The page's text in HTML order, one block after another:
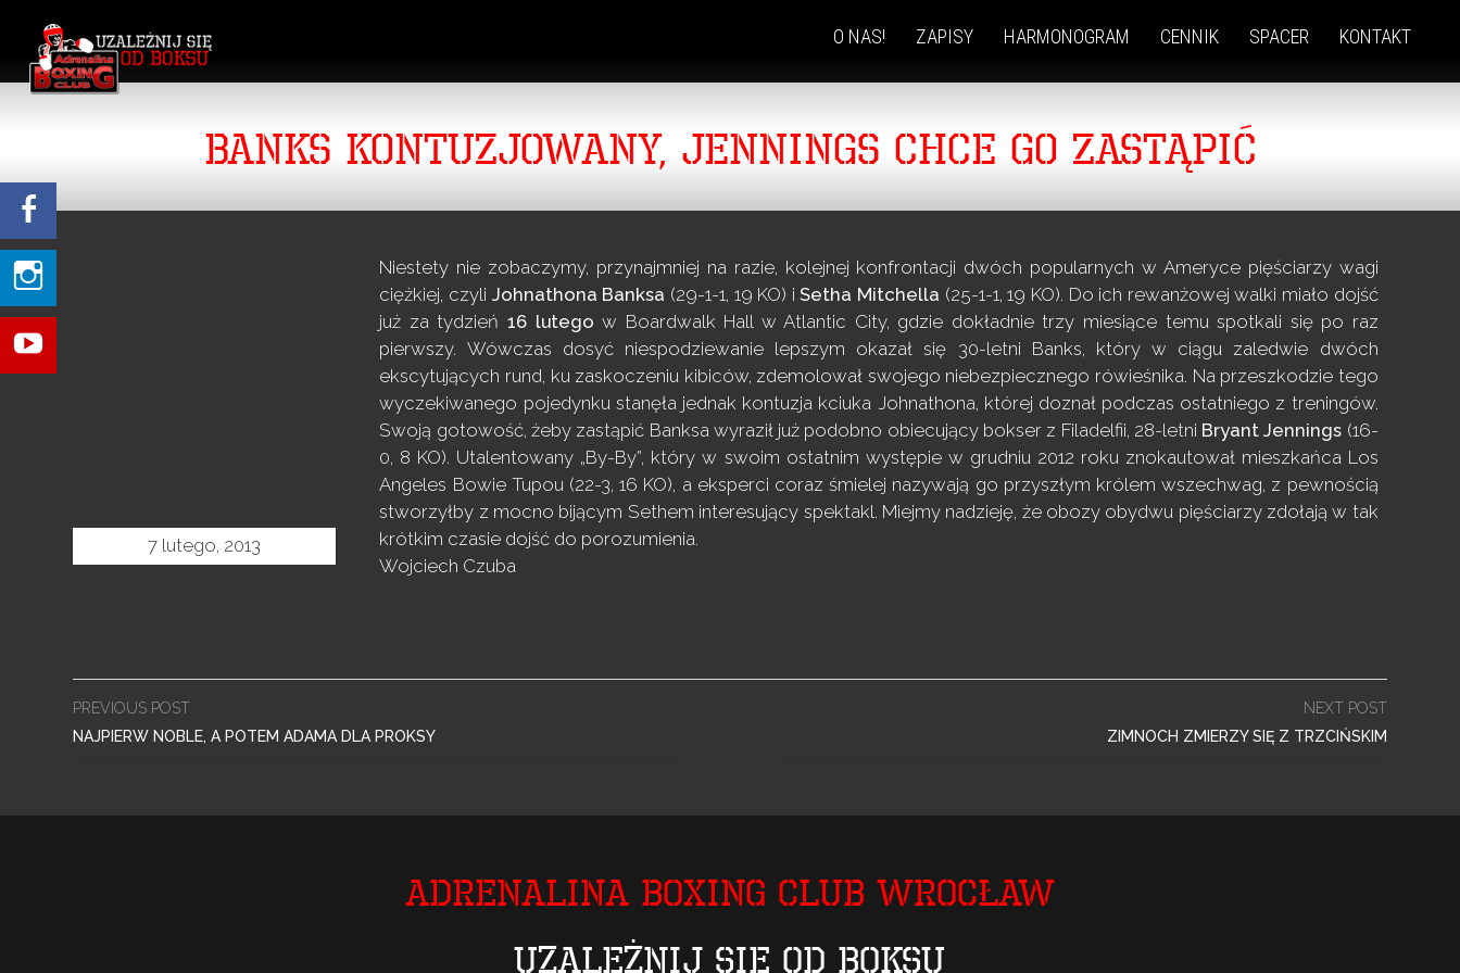
O NAS! ZAPISY HARMONOGRAM CENNIK SPACER KONTAKT
BANKS KONTUZJOWANY, JENNINGS CHCE GO ZASTĄPIĆ
7 lutego, 2013
Niestety nie zobaczymy, przynajmniej na razie, kolejnej konfrontacji dwóch popularnych w Ameryce pięściarzy wagi
ciężkiej, czyli Johnathona Banksa (29-1-1, 19 KO) iSetha Mitchella (25-1-1, 19 KO). Do ich rewanżowej walki miało dojść
już za tydzień16 lutego w Boardwalk Hall w Atlantic City, gdzie dokładnie trzy miesiące temuspotkali się po raz
pierwszy. Wówczas dosyć niespodziewanie lepszym okazał się 30-letni Banks, który w ciągu zaledwie dwóch
ekscytujących rund, ku zaskoczeniu kibiców, zdemolował swojego niebezpiecznego rówieśnika. Na przeszkodzie tego
wyczekiwanego pojedynku stanęła jednak kontuzja kciuka Johnathona, której doznał podczas ostatniego z treningów.
Swoją gotowość, żeby zastąpić Banksa wyraził już podobno obiecujący bokser z Filadelfii, 28-letni Bryant Jennings (16-
0, 8 KO). Utalentowany „By-By”, który w swoim ostatnim występie w grudniu 2012 roku znokautował mieszkańca Los
Angeles Bowie Tupou (22-3, 16 KO), a eksperci coraz śmielej nazywają go przyszłym królem wszechwag, z pewnością
stworzyłby z mocno bijącym Sethem interesujący spektakl. Miejmy nadzieję, że obozy obydwu pięściarzy zdołają w tak
krótkim czasie dojść do porozumienia.
Wojciech Czuba
navigation
PREVIOUS POST
NAJPIERW NOBLE, A POTEM ADAMA DLA PROKSY
NEXT POST
ZIMNOCH ZMIERZY SIĘ Z TRZCIŃSKIM
Adrenalina Boxing Club Wrocław
Uzależnij się od boksu